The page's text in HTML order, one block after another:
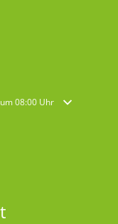
auszublenden
08:00 Uhr